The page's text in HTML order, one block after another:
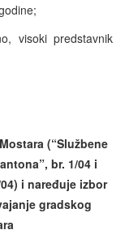
visoki predstavnik
(“Službene
br. 1/04 i
i naređuje izbor
gradskog